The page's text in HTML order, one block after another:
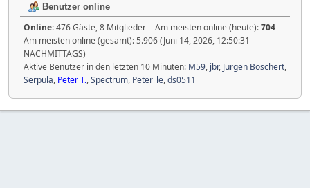
Benutzer online
Online:476 Gäste, 8 Mitglieder - Am meisten online (heute):704-
Am meisten online (gesamt): 5.906 (Juni 14, 2026, 12:50:31
NACHMITTAGS)
Aktive Benutzer in den letzten 10 Minuten: M59, jbr, Jürgen Boschert,
Serpula, Peter T.,Spectrum, Peter_le,ds0511